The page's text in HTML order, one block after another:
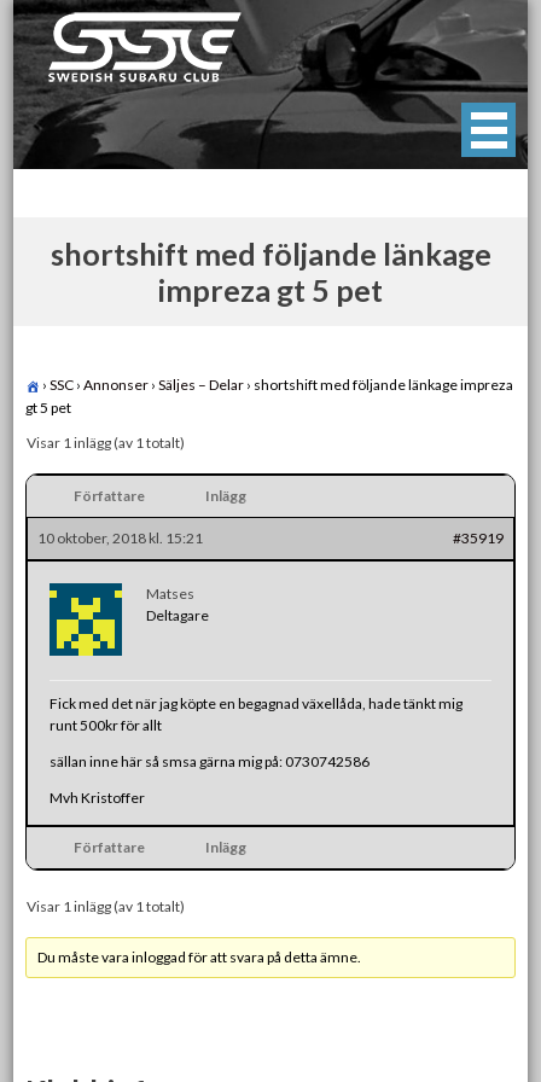
Skip
to
content
Swedish Subaru Club
För oss som älskar Subaru!
shortshift med följande länkage
impreza gt 5 pet
› SSC › Annonser › Säljes – Delar › shortshift med följande länkage impreza
gt 5 pet
Visar 1 inlägg (av 1 totalt)
Författare Inlägg
10 oktober, 2018 kl. 15:21 #35919
Matses
Deltagare
Fick med det när jag köpte en begagnad växellåda, hade tänkt mig
runt 500kr för allt
sällan inne här så smsa gärna mig på: 0730742586
Mvh Kristoffer
Författare Inlägg
Visar 1 inlägg (av 1 totalt)
Du måste vara inloggad för att svara på detta ämne.